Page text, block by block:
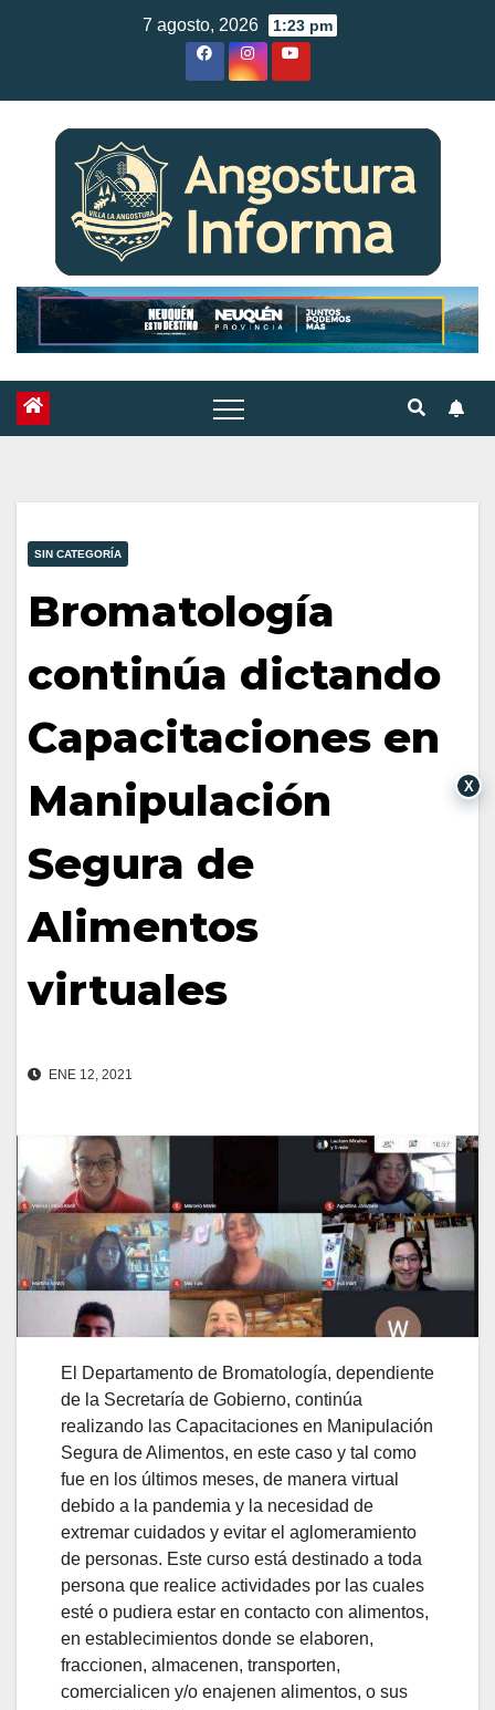
7 agosto, 2026 1:23 pm
SIN CATEGORÍA
Bromatología
continúa dictando
Capacitaciones en
Manipulación
Segura de
Alimentos
virtuales
ENE 12, 2021
El Departamento de Bromatología, dependiente
de la Secretaría de Gobierno, continúa
realizando las Capacitaciones en Manipulación
Segura de Alimentos, en este caso y tal como
fue en los últimos meses, de manera virtual
debido a la pandemia y la necesidad de
extremar cuidados y evitar el aglomeramiento
de personas. Este curso está destinado a toda
persona que realice actividades por las cuales
esté o pudiera estar en contacto con alimentos,
en establecimientos donde se elaboren,
fraccionen, almacenen, transporten,
comercialicen y/o enajenen alimentos, o sus
X